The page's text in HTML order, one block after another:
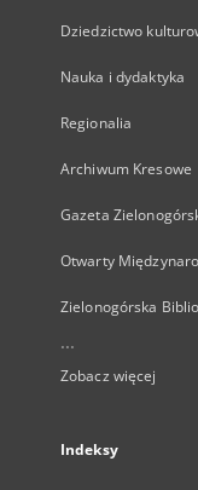
Dziedzictwo
Nauka i dydaktyka
Regionalia
Archiwum Kresowe
Gazeta
Otwarty
Zielonogórska
...
Zobacz więcej
Indeksy